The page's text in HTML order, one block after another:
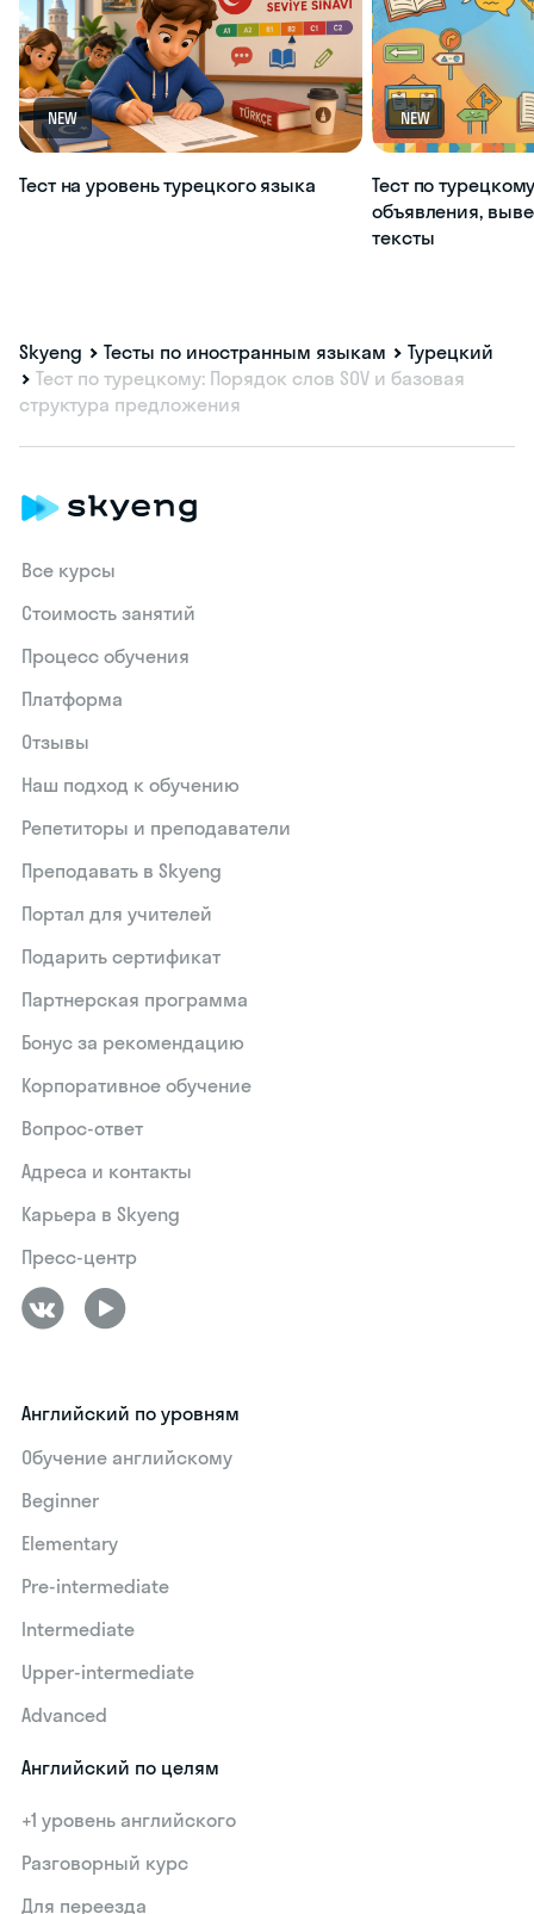
NEW
Тест на уровень турецкого языка
NEW
Тест по
объявления,
тексты
Skyeng Тесты по иностранным языкам
Турецкий
Тест по турецкому: Порядок слов SOV и базовая
структура предложения
Все курсы
Стоимость занятий
Процесс обучения
Платформа
Отзывы
Наш подход к обучению
Репетиторы и преподаватели
Преподавать в Skyeng
Портал для учителей
Подарить сертификат
Партнерская программа
Бонус за рекомендацию
Корпоративное обучение
Вопрос-ответ
Адреса и контакты
Карьера в Skyeng
Пресс-центр
Английский по уровням
Обучение английскому
Beginner
Elementary
Pre-intermediate
Intermediate
Upper-intermediate
Advanced
Английский по целям
+1 уровень английского
Разговорный курс
Для переезда